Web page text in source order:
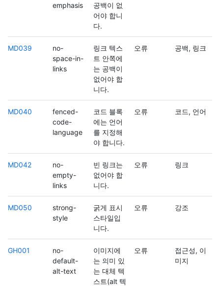
emphasis
공백이 없
어야 합니
다.
MD039
no-
space-in-
links
링크 텍스
트 안쪽에
는 공백이
없어야 합
니다.
오류 공백, 링크
MD040
fenced-
code-
language
코드 블록
에는 언어
를 지정해
야 합니다.
오류 코드, 언어
MD042
no-
empty-
links
빈 링크는
없어야 합
니다.
오류 링크
MD050
strong-
style
굵게 표시
스타일입
니다.
오류 강조
GH001
no-
default-
alt-text
이미지에
는 의미 있
는 대체 텍
스트(alt 텍
오류
접근성, 이
미지